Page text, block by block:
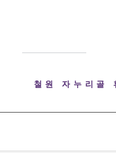
철원 자누리골